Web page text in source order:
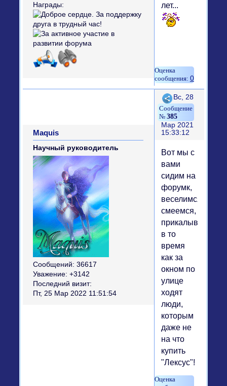
Награды:
лет...
0
Поделиться
385
Вс, 28
Мар 2021
15:33:12
Maquis
Научный руководитель
Сообщений: 36617
Уважение: +3142
Последний визит:
Пт, 25 Мар 2022 11:51:54
Вот мы с
вами
сидим на
форумк,
веселимся,
смеемся,
прикалываемся,
в то
время
как за
окном по
улице
ходят
люди,
которым
даже не
на что
купить
"Лексус"!